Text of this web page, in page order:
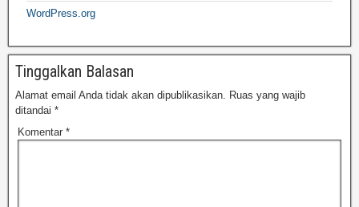
WordPress.org
Tinggalkan Balasan
Alamat email Anda tidak akan dipublikasikan. Ruas yang wajib
ditandai *
Komentar *